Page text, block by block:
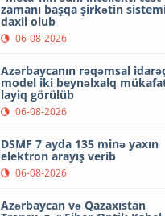
zamanı başqa şirkətin
daxil olub
06-08-2026
Azərbaycanın rəqəmsal
model iki beynəlxalq
layiq görülüb
06-08-2026
DSMF 7 ayda 135 minə yaxın
elektron arayış verib
06-08-2026
Azərbaycan və Qazaxıstan